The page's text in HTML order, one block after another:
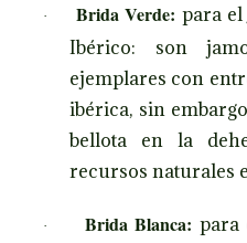
· Brida Verde: para el
Ibérico: son
ejemplares con
ibérica, sin
bellota en la
recursos naturales
· Brida Blanca: para